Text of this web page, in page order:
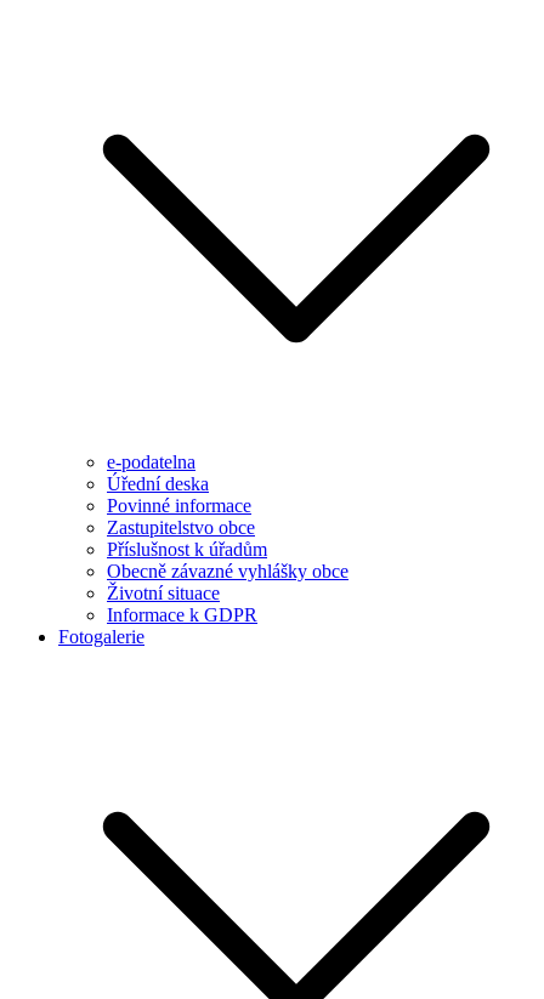
e-podatelna
Úřední deska
Povinné informace
Zastupitelstvo obce
Příslušnost k úřadům
Obecně závazné vyhlášky obce
Životní situace
Informace k GDPR
Fotogalerie